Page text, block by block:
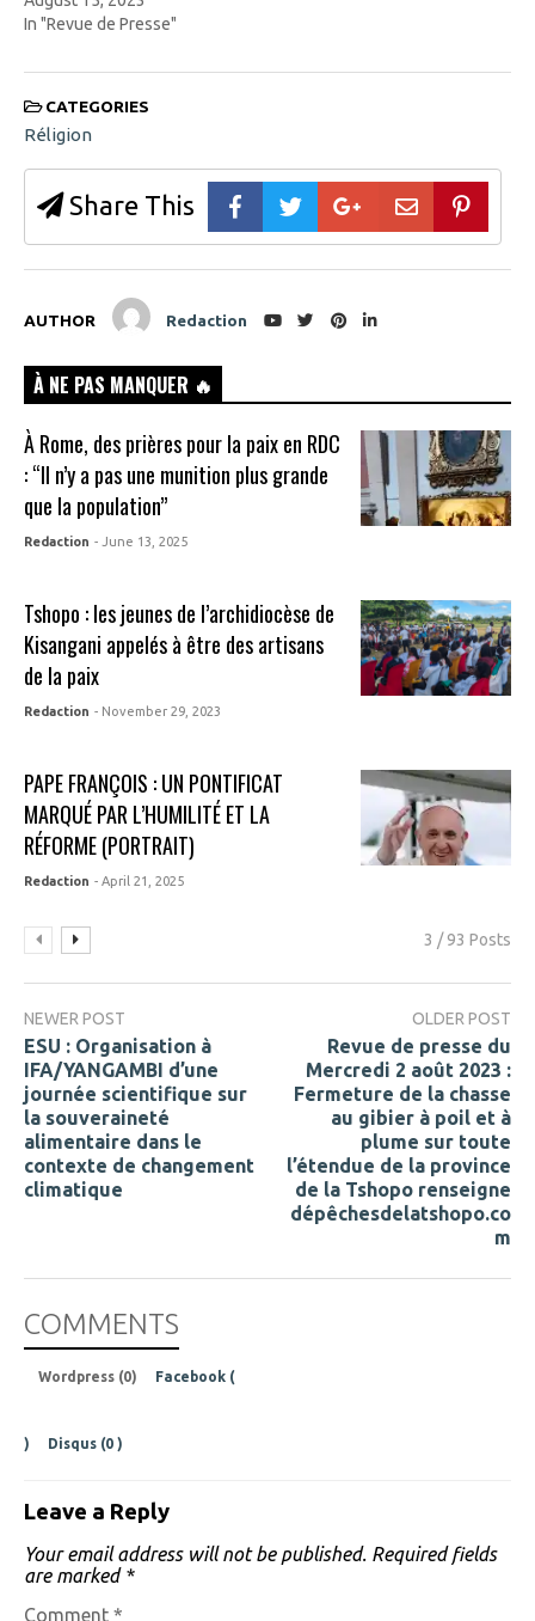
In "Revue de Presse"
CATEGORIES
Réligion
Share This
AUTHOR Redaction
À NE PAS MANQUER 🔥
À Rome, des prières pour la paix en RDC
: “Il n’y a pas une munition plus grande
que la population”
Redaction - June 13, 2025
Tshopo : les jeunes de l’archidiocèse de
Kisangani appelés à être des artisans
de la paix
Redaction - November 29, 2023
PAPE FRANÇOIS : UN PONTIFICAT
MARQUÉ PAR L’HUMILITÉ ET LA
RÉFORME (PORTRAIT)
Redaction - April 21, 2025
3 / 93 Posts
NEWER POST
ESU : Organisation à
IFA/YANGAMBI d’une
journée scientifique sur
la souveraineté
alimentaire dans le
contexte de changement
climatique
OLDER POST
Revue de presse du
Mercredi 2 août 2023 :
Fermeture de la chasse
au gibier à poil et à
plume sur toute
l’étendue de la province
de la Tshopo renseigne
dépêchesdelatshopo.co
m
COMMENTS
Wordpress (0) Facebook (
) Disqus (0 )
Leave a Reply
Your email address will not be published. Required fields
are marked *
Comment *